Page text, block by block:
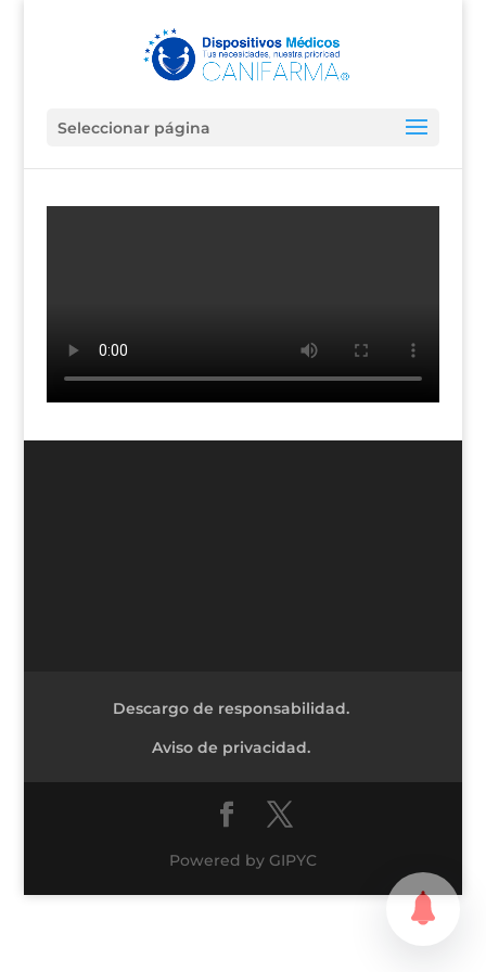
Seleccionar página
Descargo de responsabilidad.
Aviso de privacidad.
Powered by GIPYC